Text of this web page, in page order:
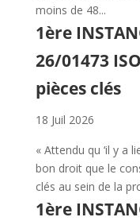
moins de 48...
1ère
26/01473
pièces clés
18 Juil 2026
« Attendu qu ‘il y a
bon droit que le
clés au sein de la
1ère